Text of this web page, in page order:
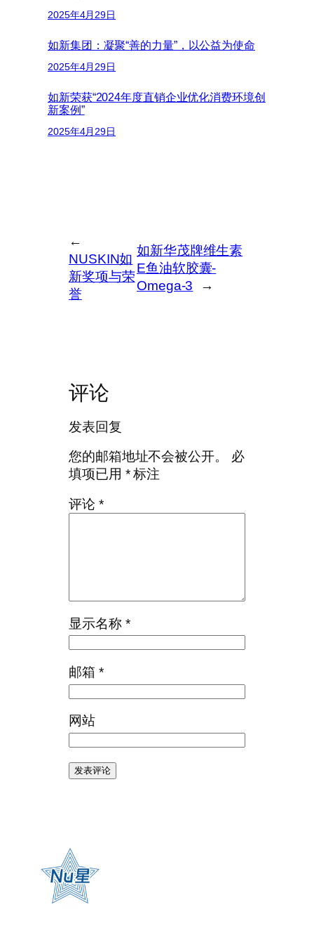
2025年4月29日
如新集团：凝聚“善的力量”，以公益为使命
2025年4月29日
如新荣获“2024年度直销企业优化消费环境创
新案例”
2025年4月29日
←
NUSKIN如
新奖项与荣
誉
如新华茂牌维生素
E鱼油软胶囊-
Omega-3
→
评论
发表回复
您的邮箱地址不会被公开。
必
填项已用 *标注
评论 *
显示名称 *
邮箱 *
网站